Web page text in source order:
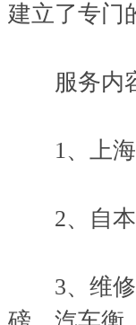
建立了专门
服务内
1、上海
2、自本
3、维修